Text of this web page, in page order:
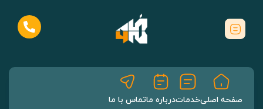
صفحه اصلیخدماتدرباره ماتماس با ما